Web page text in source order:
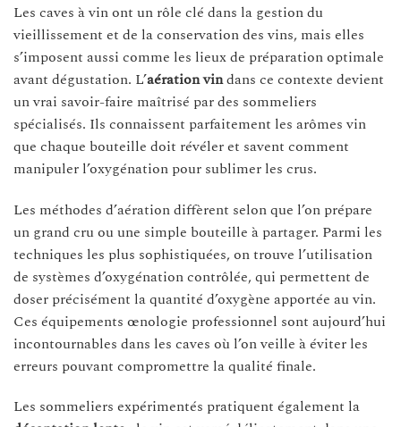
Les caves à vin ont un rôle clé dans la gestion du
vieillissement et de la conservation des vins, mais elles
s’imposent aussi comme les lieux de préparation optimale
avant dégustation. L’aération vindans ce contexte devient
un vrai savoir-faire maîtrisé par des sommeliers
spécialisés. Ils connaissent parfaitement les arômes vin
que chaque bouteille doit révéler et savent comment
manipuler l’oxygénation pour sublimer les crus.
Les méthodes d’aération diffèrent selon que l’on prépare
un grand cru ou une simple bouteille à partager. Parmi les
techniques les plus sophistiquées, on trouve l’utilisation
de systèmes d’oxygénation contrôlée, qui permettent de
doser précisément la quantité d’oxygène apportée au vin.
Ces équipements œnologie professionnel sont aujourd’hui
incontournables dans les caves où l’on veille à éviter les
erreurs pouvant compromettre la qualité finale.
Les sommeliers expérimentés pratiquent également la